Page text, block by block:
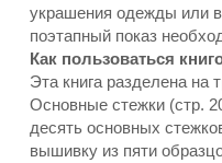
украшения одежды или
поэтапный показ
Как пользоваться
Эта книга разделена на
Основные стежки (стр.
десять основных
вышивку из пяти